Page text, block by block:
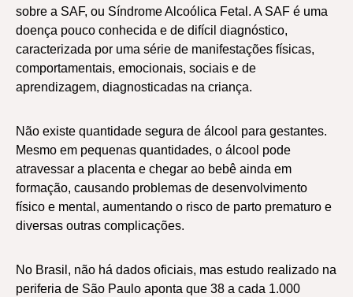
sobre a SAF, ou Síndrome Alcoólica Fetal. A SAF é uma
doença pouco conhecida e de difícil diagnóstico,
caracterizada por uma série de manifestações físicas,
comportamentais, emocionais, sociais e de
aprendizagem, diagnosticadas na criança.
Não existe quantidade segura de álcool para gestantes.
Mesmo em pequenas quantidades, o álcool pode
atravessar a placenta e chegar ao bebê ainda em
formação, causando problemas de desenvolvimento
físico e mental, aumentando o risco de parto prematuro e
diversas outras complicações.
No Brasil, não há dados oficiais, mas estudo realizado na
periferia de São Paulo aponta que 38 a cada 1.000